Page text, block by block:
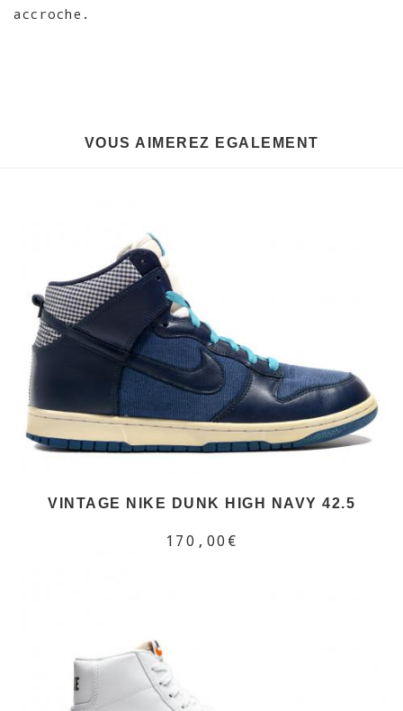
accroche.
VOUS AIMEREZ EGALEMENT
VINTAGE NIKE DUNK HIGH NAVY 42.5
170,00€